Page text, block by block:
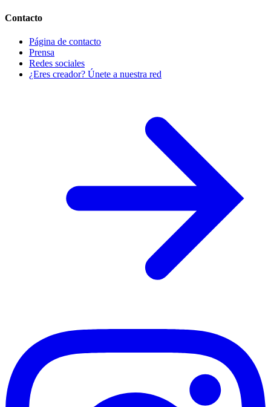
Contacto
Página de contacto
Prensa
Redes sociales
¿Eres creador? Únete a nuestra red